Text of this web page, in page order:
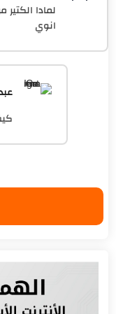
لمادا
انوي